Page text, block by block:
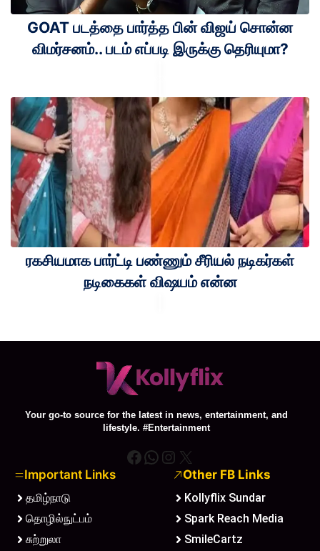
GOAT படத்தை பார்த்த பின் விஜய் சொன்ன
விமர்சனம்.. படம் எப்படி இருக்கு தெரியுமா?
ரகசியமாக பார்ட்டி பண்ணும் சீரியல் நடிகர்கள்
நடிகைகள் விஷயம் என்ன
Your go-to source for the latest in news, entertainment, and
lifestyle. #Entertainment
Facebook
WhatsApp
Instagram
X
Important Links
தமிழ்நாடு
தொழில்நுட்பம்
சுற்றுலா
Other FB Links
Kollyflix Sundar
Spark Reach Media
SmileCartz